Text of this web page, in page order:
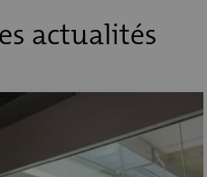
actualités